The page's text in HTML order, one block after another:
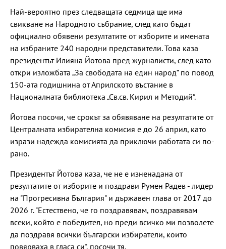
Най-вероятно през следващата седмица ще има
свикване на Народното събрание, след като бъдат
официално обявени резултатите от изборите и имената
на избраните 240 народни представители. Това каза
президентът Илияна Йотова пред журналисти, след като
откри изложбата „За свободата на един народ“ по повод
150-ата годишнина от Априлското въстание в
Националната библиотека „Св.св. Кирил и Методий“.
Йотова посочи, че срокът за обявяване на резултатите от
Централната избирателна комисия е до 26 април, като
изрази надежда комисията да приключи работата си по-
рано.
Президентът Йотова каза, че не е изненадана от
резултатите от изборите и поздрави Румен Радев - лидер
на "Прогресивна България" и държавен глава от 2017 до
2026 г. "Естествено, че го поздравявам, поздравявам
всеки, който е победител, но преди всичко ми позволете
да поздравя всички български избиратели, които
повярваха в гласа си", посочи тя.